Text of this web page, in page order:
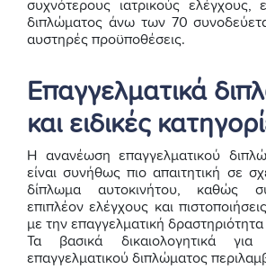
συχνότερους ιατρικούς
διπλώματος άνω των 70
αυστηρές προϋποθέσεις.
Επαγγελματικά
και ειδικές
Η ανανέωση επαγγελματικού
είναι συνήθως πιο απαιτητική σε
δίπλωμα αυτοκινήτου, καθώς
επιπλέον ελέγχους και
με την επαγγελματική
Τα βασικά δικαιολογητικά
επαγγελματικού διπλώματος